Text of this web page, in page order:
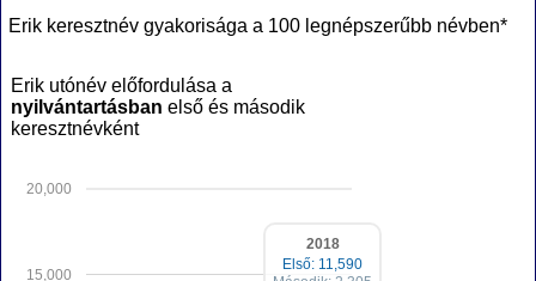
Erik keresztnév gyakorisága a 100 legnépszerűbb névben*
Erik utónév előfordulása a
nyilvántartásban első és második
keresztnévként
15,000
20,000
2018
Első: 11,590